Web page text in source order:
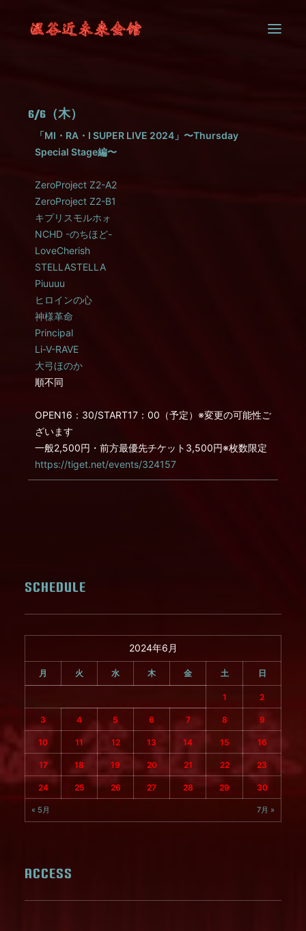
CONTACT6/6（木）
「MI・RA・I SUPER LIVE 2024」〜Thursday
Special Stage編〜
ZeroProject Z2-A2
ZeroProject Z2-B1
キプリスモルホォ
NCHD -のちほど-
LoveCherish
STELLASTELLA
Piuuuu
ヒロインの心
神様革命
Principal
Li-V-RAVE
大弓ほのか
順不同
OPEN16：30/START17：00（予定）※変更の可能性ご
ざいます
一般2,500円・前方最優先チケット3,500円※枚数限定
https://tiget.net/events/324157
SCHEDULE
2024年6月
月 火 水 木 金 土 日
1 2
3 4 5 6 7 8 9
10 11 12 13 14 15 16
17 18 19 20 21 22 23
24 25 26 27 28 29 30
« 5月 7月 »
ACCESS